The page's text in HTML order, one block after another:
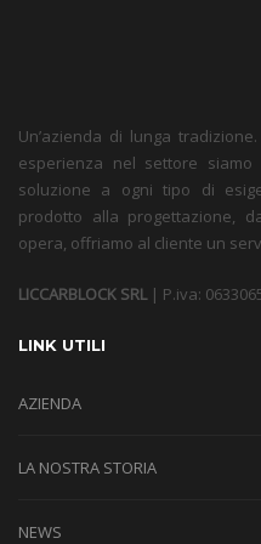
Un’azienda di lunga
esperienza nel settore
soluzione a ogni tipo di
prodotto alla progettazione,
opera, offriamo al cliente un
LICCARBLOCK SRL | P.iva:
LINK UTILI
AZIENDA
LA NOSTRA STORIA
NEWS